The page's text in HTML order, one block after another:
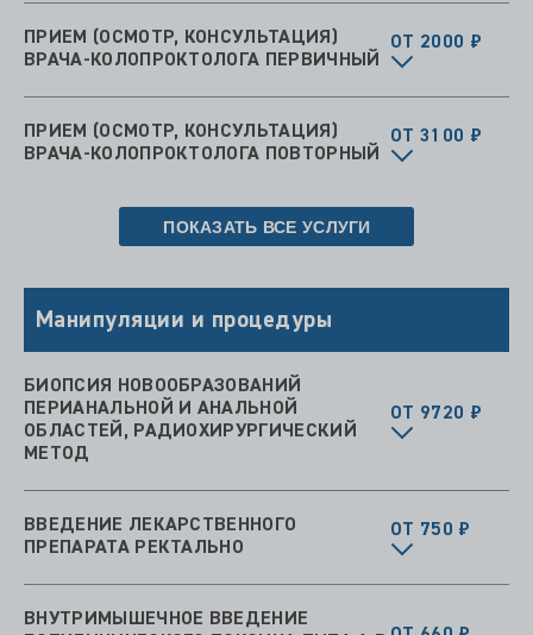
ПРИЕМ (ОСМОТР, КОНСУЛЬТАЦИЯ)
ВРАЧА-КОЛОПРОКТОЛОГА ПЕРВИЧНЫЙ
ОТ 2000 ₽
ПРИЕМ (ОСМОТР, КОНСУЛЬТАЦИЯ)
ВРАЧА-КОЛОПРОКТОЛОГА ПОВТОРНЫЙ
ОТ 3100 ₽
ПОКАЗАТЬ ВСЕ УСЛУГИ
Манипуляции и процедуры
БИОПСИЯ НОВООБРАЗОВАНИЙ
ПЕРИАНАЛЬНОЙ И АНАЛЬНОЙ
ОБЛАСТЕЙ, РАДИОХИРУРГИЧЕСКИЙ
МЕТОД
ОТ 9720 ₽
ВВЕДЕНИЕ ЛЕКАРСТВЕННОГО
ПРЕПАРАТА РЕКТАЛЬНО
ОТ 750 ₽
ВНУТРИМЫШЕЧНОЕ ВВЕДЕНИЕ